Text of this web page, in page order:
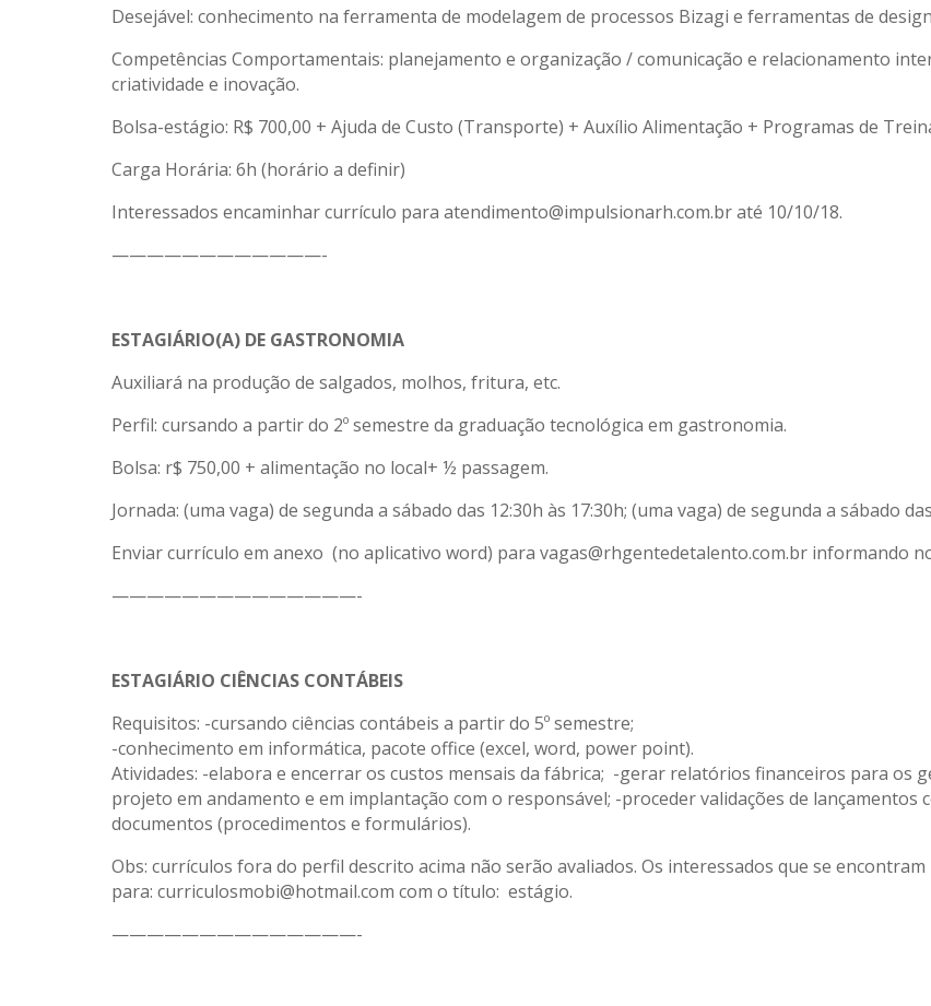
Desejável: conhecimento na ferramenta de modelagem de processos Bizagi e ferramentas de
Competências Comportamentais: planejamento e organização / comunicação e relacionamento
criatividade e inovação.
Bolsa-estágio: R$ 700,00 + Ajuda de Custo (Transporte) + Auxílio Alimentação + Programas de
Carga Horária: 6h (horário a definir)
Interessados encaminhar currículo para atendimento@impulsionarh.com.br até 10/10/18.
————————————-
ESTAGIÁRIO(A) DE GASTRONOMIA
Auxiliará na produção de salgados, molhos, fritura, etc.
Perfil: cursando a partir do 2º semestre da graduação tecnológica em gastronomia.
Bolsa: r$ 750,00 + alimentação no local+ ½ passagem.
Jornada: (uma vaga) de segunda a sábado das 12:30h às 17:30h; (uma vaga) de segunda a sábado
Enviar currículo em anexo (no aplicativo word) para vagas@rhgentedetalento.com.br informando
——————————————-
ESTAGIÁRIO CIÊNCIAS CONTÁBEIS
Requisitos: -cursando ciências contábeis a partir do 5º semestre;
-conhecimento em informática, pacote office (excel, word, power point).
Atividades: -elabora e encerrar os custos mensais da fábrica; -gerar relatórios financeiros para os
projeto em andamento e em implantação com o responsável; -proceder validações de
documentos (procedimentos e formulários).
Obs: currículos fora do perfil descrito acima não serão avaliados. Os interessados que se
para: curriculosmobi@hotmail.com com o título: estágio.
——————————————-